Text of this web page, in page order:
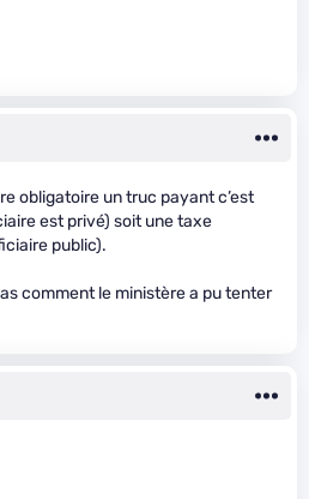
obligatoire un truc payant c’est
est privé) soit une taxe
public).
comment le ministère a pu tenter